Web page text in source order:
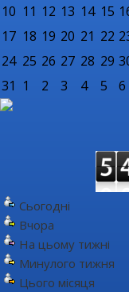
10 11 12 13 14 15
17 18 19 20 21 22
24 25 26 27 28 29
31 1 2 3 4 5 6
Сьогодні
Вчора
На цьому тижні
Минулого тижня
Цього місяця